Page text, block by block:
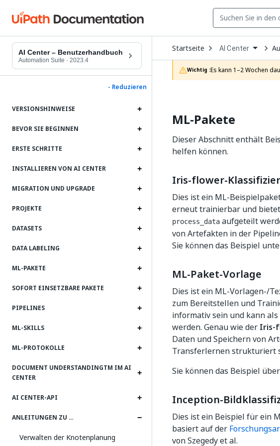
AI Center – Benutzerhandbuch
Automation Suite · 2023.4
- Reduzieren
VERSIONSHINWEISE
BEVOR SIE BEGINNEN
ERSTE SCHRITTE
INSTALLIEREN VON AI CENTER
MIGRATION UND UPGRADE
PROJEKTE
DATASETS
DATA LABELING
ML-PAKETE
SOFORT EINSETZBARE PAKETE
PIPELINES
ML-SKILLS
ML-PROTOKOLLE
DOCUMENT UNDERSTANDINGTM IM AI
CENTER
AI CENTER-API
ANLEITUNGEN ZU …
Verwalten der Knotenplanung
Startseite Open
Dropdown
to
choose
product
AI Center
Wichtig :Es kann 1–2 Wochen
ML-Pakete
Dieser Abschnitt enthält
helfen können.
Iris-flower-
Dies ist ein ML-
erneut trainierbar und
process_data aufgeteilt
von Artefakten in der
Sie können das Beispiel
ML-Paket-Vorlage
Dies ist ein ML-Vorlagen-/
zum Bereitstellen und
informativ sein und kann
werden. Genau wie der Iris-
Daten und Speichern von
Transferlernen strukturiert
Sie können das Beispiel
Inception-
Dies ist ein Beispiel für ein
basiert auf der
von Szegedy et al.